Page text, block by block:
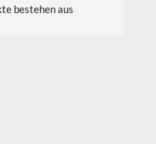
bestehen aus
Gesichtsöl Teebaum
Bio.
Nachhaltigkeit und